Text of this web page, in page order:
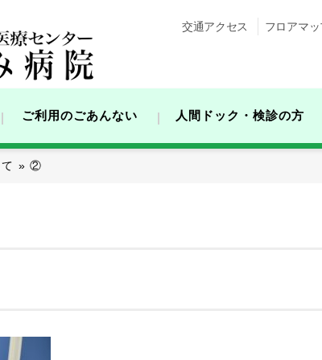
交通アクセス フロアマッ
ご利用のごあんない 人間ドック・検診の方
»②